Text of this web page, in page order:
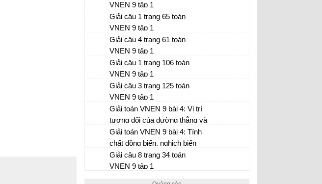
VNEN 9 tập 1
Giải câu 1 trang 65 toán
VNEN 9 tập 1
Giải câu 4 trang 61 toán
VNEN 9 tập 1
Giải câu 1 trang 106 toán
VNEN 9 tập 1
Giải câu 3 trang 125 toán
VNEN 9 tập 1
Giải toán VNEN 9 bài 4: Vị trí
tương đối của đường thẳng và
đường tròn. Tiếp tuyến của
đường tròn
Giải toán VNEN 9 bài 4: Tính
chất đồng biến, nghịch biến
của hàm số y = ax + b
Giải câu 8 trang 34 toán
VNEN 9 tập 1